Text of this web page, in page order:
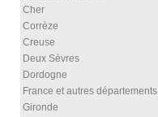
Cher
Corrèze
Creuse
Deux Sèvres
Dordogne
France et autres départements
Gironde